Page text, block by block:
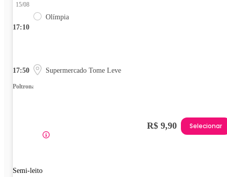
17:10
15/08
Olímpia
17:50 Supermercado Tome Leve
Poltrona
Semi-leito
R$ 9,90 Selecionar